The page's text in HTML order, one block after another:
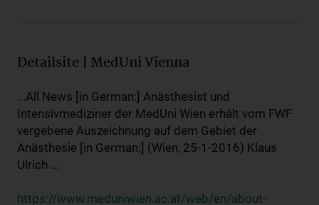
Detailsite | MedUni Vienna
...All News [in German:] Anästhesist und
Intensivmediziner der MedUni Wien erhält vom FWF
vergebene Auszeichnung auf dem Gebiet der
Anästhesie [in German:] (Wien, 25-1-2016) Klaus
Ulrich ...
https://www.meduniwien.ac.at/web/en/about-